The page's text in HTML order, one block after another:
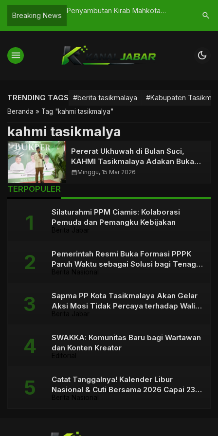
Breaking News
Cepat Aparat
Penyambutan Kirab Mahkota
Jejak Sejarah Tatar Galuh
Award
search
menu dark_mode
TRENDING TAGS #berita tasikmalaya #Kabupaten
Beranda » Tag "kahmi tasikmalya"
kahmi tasikmalya
Pererat Ukhuwah di Bulan Suci,
KAHMI Tasikmalaya Adakan Buka
Bersama
calendar_monthMinggu, 15 Mar 2026
TERPOPULER
Silaturahmi PPM Ciamis: Kolaborasi
Pemuda dan Pemangku Kebijakan
Pemerintah Resmi Buka Formasi PPPK
Paruh Waktu sebagai Solusi bagi Tenaga
Sapma PP Kota Tasikmalaya Akan Gelar
Aksi Mosi Tidak Percaya terhadap Wali
SWAKKA: Komunitas Baru bagi Wartawan
dan Konten Kreator
Catat Tanggalnya! Kalender Libur
Nasional & Cuti Bersama 2026 Capai 23